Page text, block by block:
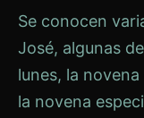
Se conocen
José, algunas
lunes, la
la novena